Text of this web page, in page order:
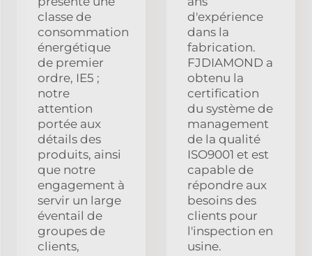
classe de
consommation
énergétique
de premier
ordre, IE5 ;
notre
attention
portée aux
détails des
produits, ainsi
que notre
engagement à
servir un large
éventail de
groupes de
clients,
d'expérience
dans la
fabrication.
FJDIAMOND a
obtenu la
certification
du système de
management
de la qualité
ISO9001 et est
capable de
répondre aux
besoins des
clients pour
l'inspection en
usine.